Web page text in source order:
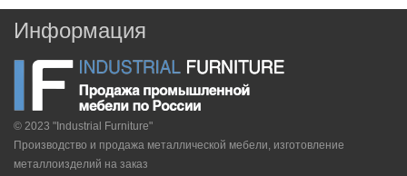
Информация
© 2023 "Industrial Furniture"
Производство и продажа металлической мебели, изготовление
металлоизделий на заказ